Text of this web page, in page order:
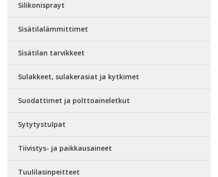
Silikonisprayt
Sisätilalämmittimet
Sisätilan tarvikkeet
Sulakkeet, sulakerasiat ja kytkimet
Suodattimet ja polttoaineletkut
Sytytystulpat
Tiivistys- ja paikkausaineet
Tuulilasinpeitteet